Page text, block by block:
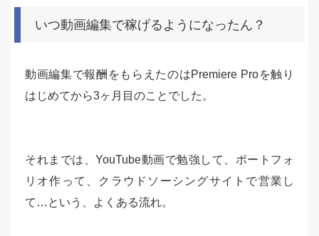
いつ動画編集で稼げるようになったん？
動画編集で報酬をもらえたのはPremiere Proを触り
はじめてから3ヶ月目のことでした。
それまでは、YouTube動画で勉強して、ポートフォ
リオ作って、クラウドソーシングサイトで営業し
て…という、よくある流れ。